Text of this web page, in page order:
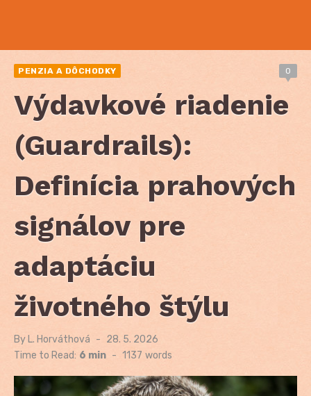
PENZIA A DÔCHODKY 0
Výdavkové riadenie
(Guardrails):
Definícia prahových
signálov pre
adaptáciu
životného štýlu
By L. Horváthová
Posted
28. 5. 2026
Time to Read: 6 min - 1137 words